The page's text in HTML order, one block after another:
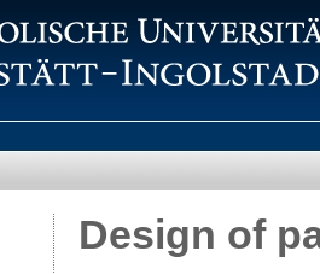
Design of